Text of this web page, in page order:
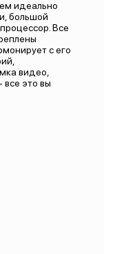
идеально
большой
Все
с его
видео,
все это вы